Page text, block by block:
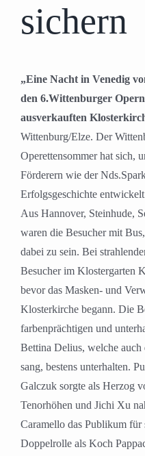
sichern
„Eine Nacht in Venedig
den 6.Wittenburger
ausverkauften
Wittenburg/Elze. Der
Operettensommer hat sich,
Förderern wie der
Erfolgsgeschichte
Aus Hannover, Steinhude,
waren die Besucher mit
dabei zu sein. Bei
Besucher im Klostergarten
bevor das Masken- und
Klosterkirche begann. Die
farbenprächtigen und
Bettina Delius, welche auch
sang, bestens unterhalten.
Galczuk sorgte als Herzog
Tenorhöhen und Jichi Xu
Caramello das Publikum
Doppelrolle als Koch